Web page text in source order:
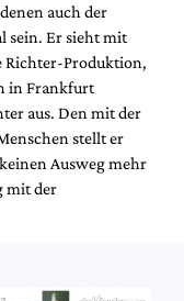
auch der
sein. Er sieht mit
Richter-Produktion,
in Frankfurt
aus. Den mit der
stellt er
Ausweg mehr
mit der